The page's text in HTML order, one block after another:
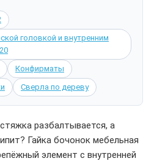
головкой и внутренним
Конфирматы
Сверла по дереву
разбалтывается, а
Гайка бочонок мебельная
элемент с внутренней